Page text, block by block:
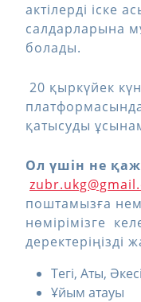
актілерді іске
салдарларына
болады.
20 қыркүйек
қатысуды
Ол үшін не
поштамызға
нөмірімізге
деректеріңізді
Тегі, Аты,
Ұйым атауы